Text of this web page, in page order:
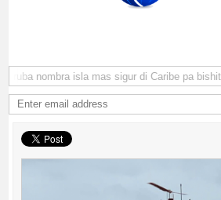
nombra isla mas sigur di Caribe pa bishita